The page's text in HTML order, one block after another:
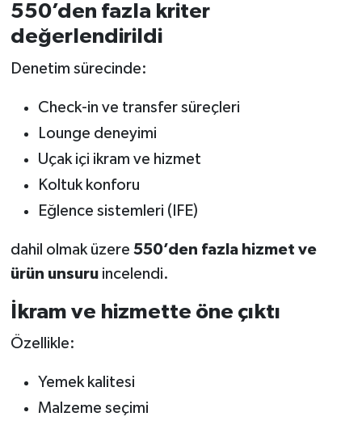
550’den fazla kriter
değerlendirildi
Denetim sürecinde:
Check-in ve transfer süreçleri
Lounge deneyimi
Uçak içi ikram ve hizmet
Koltuk konforu
Eğlence sistemleri (IFE)
dahil olmak üzere 550’den fazla hizmet ve
ürün unsuruincelendi.
İkram ve hizmette öne çıktı
Özellikle:
Yemek kalitesi
Malzeme seçimi